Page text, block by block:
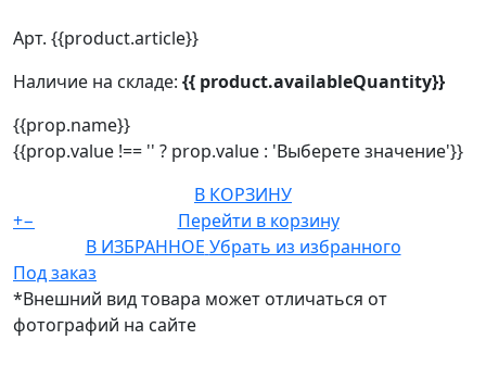
Арт. {{product.article}}
Наличие на складе: {{ product.availableQuantity}}
{{prop.name}}
{{prop.value !== '' ? prop.value : 'Выберете значение'}}
В КОРЗИНУ
+−
Перейти в корзину
В ИЗБРАННОЕ Убрать из избранного
Под заказ
*Внешний вид товара может отличаться от
фотографий на сайте